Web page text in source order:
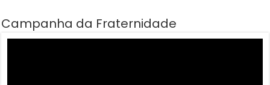
Campanha da Fraternidade